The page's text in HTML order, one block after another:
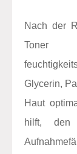
Nach der
Toner
Glycerin,
Haut
hilft, den